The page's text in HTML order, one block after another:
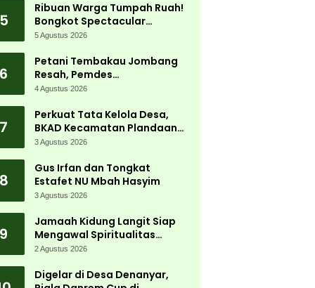
5
Ribuan Warga Tumpah Ruah!
Bongkot Spectacular
Carnival 2026 Jadi Pesta
Peterongan
5 Agustus 2026
6
Petani Tembakau Jombang
Resah, Pemdes
Tanjungwadung dan Disperta
4 Agustus 2026
7
Perkuat Tata Kelola Desa,
BKAD Kecamatan Plandaan
Gelar Pelatihan Aparatur
3 Agustus 2026
8
Gus Irfan dan Tongkat
Estafet NU Mbah Hasyim
3 Agustus 2026
9
Jamaah Kidung Langit Siap
Mengawal Spiritualitas
Muktamar NU
2 Agustus 2026
Digelar di Desa Denanyar,